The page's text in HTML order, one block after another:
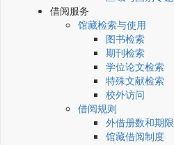
借阅服务
馆藏检索与使用
图书检索
期刊检索
学位论文检索
特殊文献检索
校外访问
借阅规则
外借册数和期限
馆藏借阅制度